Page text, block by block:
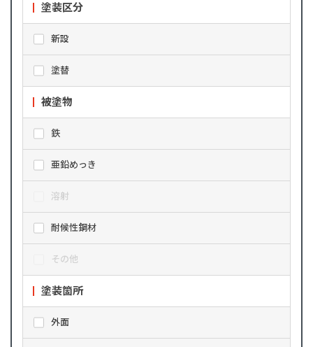
塗装区分
新設
塗替
被塗物
鉄
亜鉛めっき
溶射
耐候性鋼材
その他
塗装箇所
外面